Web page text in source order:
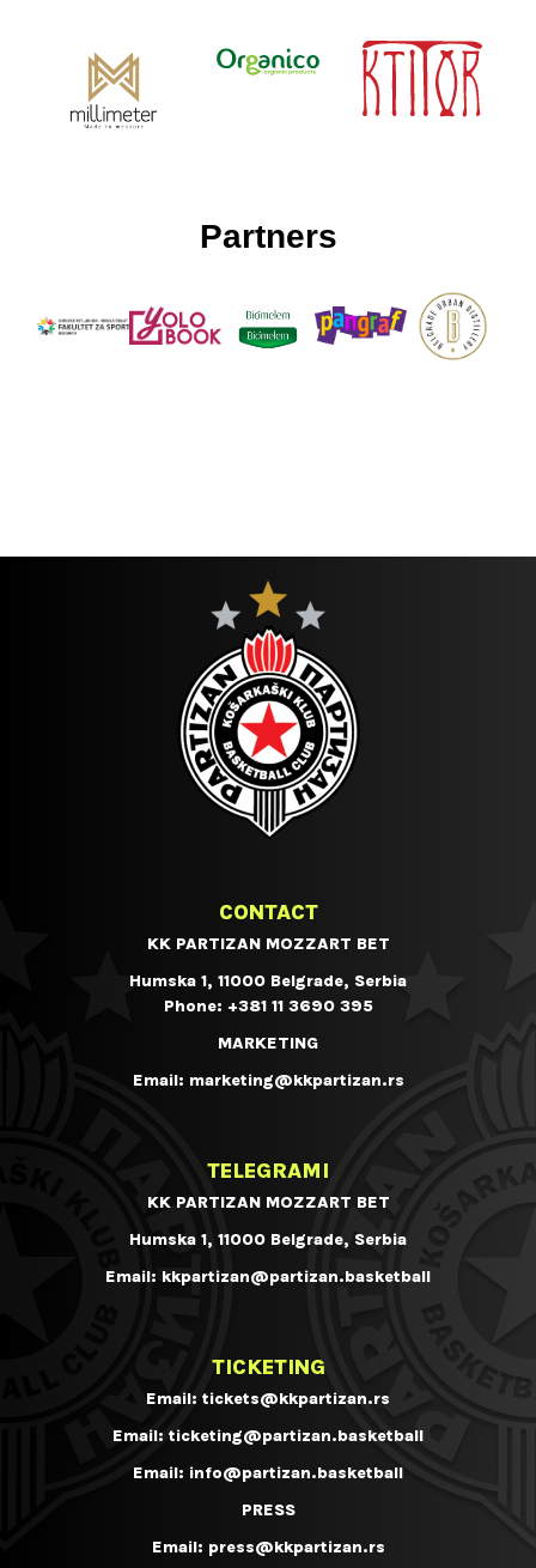
Partners
CONTACT
KK PARTIZAN MOZZART BET
Humska 1, 11000 Belgrade, Serbia
Phone: +381 11 3690 395
MARKETING
Email: marketing@kkpartizan.rs
TELEGRAMI
KK PARTIZAN MOZZART BET
Humska 1, 11000 Belgrade, Serbia
Email: kkpartizan@partizan.basketball
TICKETING
Email: tickets@kkpartizan.rs
Email: ticketing@partizan.basketball
Email: info@partizan.basketball
PRESS
Email: press@kkpartizan.rs